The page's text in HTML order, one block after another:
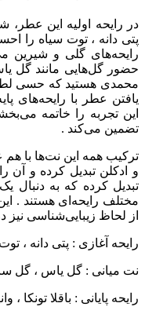
در رایحه اولیه این عطر،
پتی دانه ، توت سیاه را
رایحه‌های گلی و شیرین
حضور گل‌هایی مانند گل
محمدی هستید که حسی
یافتن عطر با رایحه‌های
این تجربه را خاتمه
تضمین می‌کند .
ترکیب همه این نت‌ها با هم
و ادکلن تبدیل کرده و آن
تبدیل کرده که به دنبال
مختلف رایحه‌ای هستند .
از لحاظ زیبایی‌شناسی نیز
رایحه آغازی : پتی دانه ،
نت میانی : گل یاس ، گل
رایحه پایانی : باقلا تونکا